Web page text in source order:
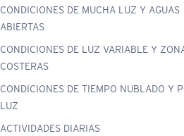
CONDICIONES DE MUCHA LUZ Y AGUAS
ABIERTAS
CONDICIONES DE LUZ VARIABLE Y
COSTERAS
CONDICIONES DE TIEMPO NUBLADO Y
LUZ
ACTIVIDADES DIARIAS